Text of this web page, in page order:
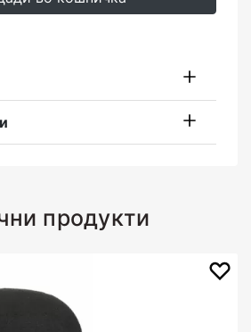
продукти